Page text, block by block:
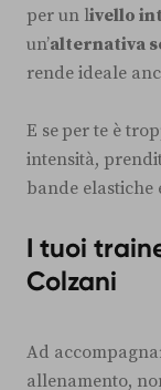
per un livello
un’alternativa
rende ideale
E se per te è
intensità,
bande elastiche
I tuoi
Colzani
Ad
allenamento,